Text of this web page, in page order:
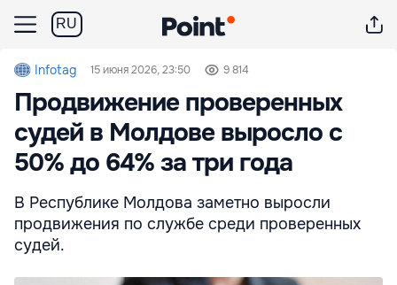
RU
Infotag 15 июня 2026, 23:50 9 814
Продвижение проверенных
судей в Молдове выросло с
50% до 64% за три года
В Республике Молдова заметно выросли
продвижения по службе среди проверенных
судей.